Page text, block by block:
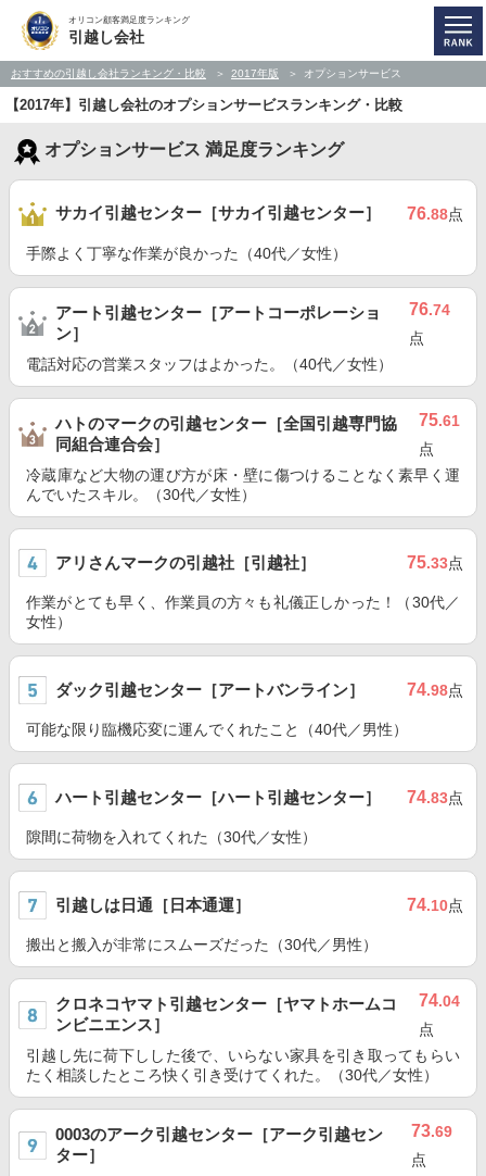
オリコン顧客満足度ランキング
引越し会社
おすすめの引越し会社ランキング・比較 2017年版 オプションサービス
【2017年】引越し会社のオプションサービスランキング・比較
オプションサービス 満足度ランキング
サカイ引越センター［サカイ引越センター］ 76.88点
手際よく丁寧な作業が良かった（40代／女性）
アート引越センター［アートコーポレーショ
ン］
76.74
点
電話対応の営業スタッフはよかった。（40代／女性）
ハトのマークの引越センター［全国引越専門協
同組合連合会］
75.61
点
冷蔵庫など大物の運び方が床・壁に傷つけることなく素早く運
んでいたスキル。（30代／女性）
アリさんマークの引越社［引越社］ 75.33点
作業がとても早く、作業員の方々も礼儀正しかった！（30代／
女性）
ダック引越センター［アートバンライン］ 74.98点
可能な限り臨機応変に運んでくれたこと（40代／男性）
ハート引越センター［ハート引越センター］ 74.83点
隙間に荷物を入れてくれた（30代／女性）
引越しは日通［日本通運］ 74.10点
搬出と搬入が非常にスムーズだった（30代／男性）
クロネコヤマト引越センター［ヤマトホームコ
ンビニエンス］
74.04
点
引越し先に荷下しした後で、いらない家具を引き取ってもらい
たく相談したところ快く引き受けてくれた。（30代／女性）
0003のアーク引越センター［アーク引越セン
ター］
73.69
点